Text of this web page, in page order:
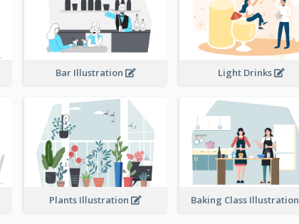
Bar Illustration Light Drinks
Plants Illustration Baking Class Illustration